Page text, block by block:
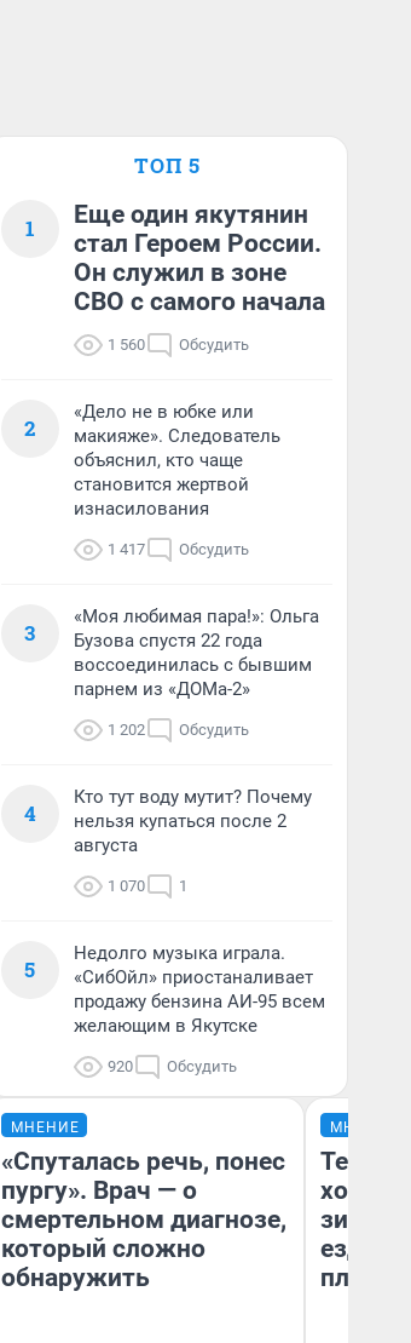
ТОП 5
1
Еще один якутянин
стал Героем России.
Он служил в зоне
СВО с самого начала
1 560 Обсудить
2
«Дело не в юбке или
макияже». Следователь
объяснил, кто чаще
становится жертвой
изнасилования
1 417 Обсудить
3
«Моя любимая пара!»: Ольга
Бузова спустя 22 года
воссоединилась с бывшим
парнем из «ДОМа-2»
1 202 Обсудить
4
Кто тут воду мутит? Почему
нельзя купаться после 2
августа
1 070 1
5
Недолго музыка играла.
«СибОйл» приостаналивает
продажу бензина АИ-95 всем
желающим в Якутске
920 Обсудить
МНЕНИЕ
«Спуталась речь, понес
пургу». Врач — о
смертельном диагнозе,
который сложно
обнаружить
МНЕНИЕ
Тепло
зимой.
ездит
плюсы